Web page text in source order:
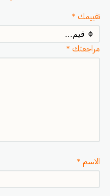
تقييمك *
مراجعتك *
الاسم *